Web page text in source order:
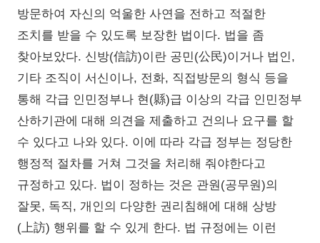
방문하여 자신의 억울한 사연을 전하고 적절한
조치를 받을 수 있도록 보장한 법이다. 법을 좀
찾아보았다. 신방(信訪)이란 공민(公民)이거나 법인,
기타 조직이 서신이나, 전화, 직접방문의 형식 등을
통해 각급 인민정부나 현(縣)급 이상의 각급 인민정부
산하기관에 대해 의견을 제출하고 건의나 요구를 할
수 있다고 나와 있다. 이에 따라 각급 정부는 정당한
행정적 절차를 거쳐 그것을 처리해 줘야한다고
규정하고 있다. 법이 정하는 것은 관원(공무원)의
잘못, 독직, 개인의 다양한 권리침해에 대해 상방
(上訪) 행위를 할 수 있게 한다. 법 규정에는 이런